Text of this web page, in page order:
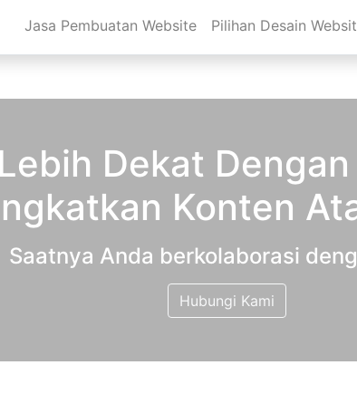
Jasa Pembuatan Website Pilihan Desain
Dekat
Konten
Saatnya Anda berkolaborasi
Hubungi Kami